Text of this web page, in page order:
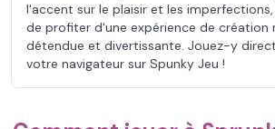
l'accent sur le plaisir et les
de profiter d'une expérience de création
détendue et divertissante. Jouez-y
votre navigateur sur Spunky Jeu !